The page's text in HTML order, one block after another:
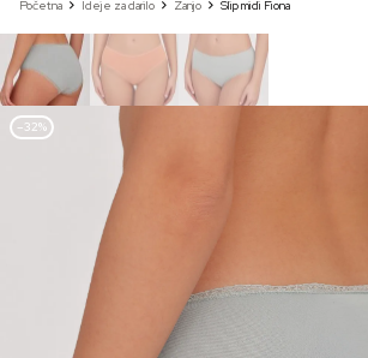
Početna Ideje za darilo Zanjo Slip midi Fiona
–32%